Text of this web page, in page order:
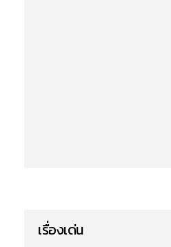
เรื่องเด่น